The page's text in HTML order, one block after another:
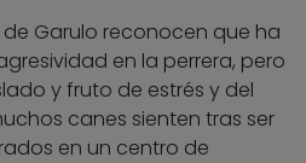
Garulo reconocen que ha
en la perrera, pero
y fruto de estrés y del
canes sienten tras ser
en un centro de